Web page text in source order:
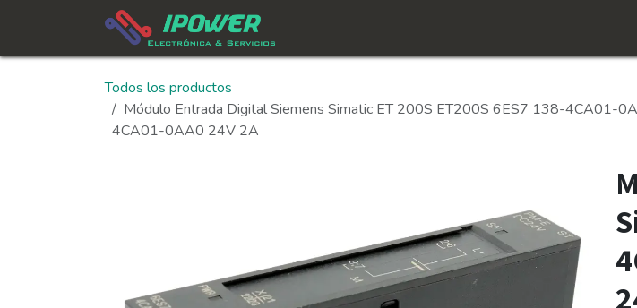
Todos los productos
Módulo Entrada Digital Siemens Simatic ET 200S ET200S 6ES7 138-4CA01-
4CA01-0AA0 24V 2A